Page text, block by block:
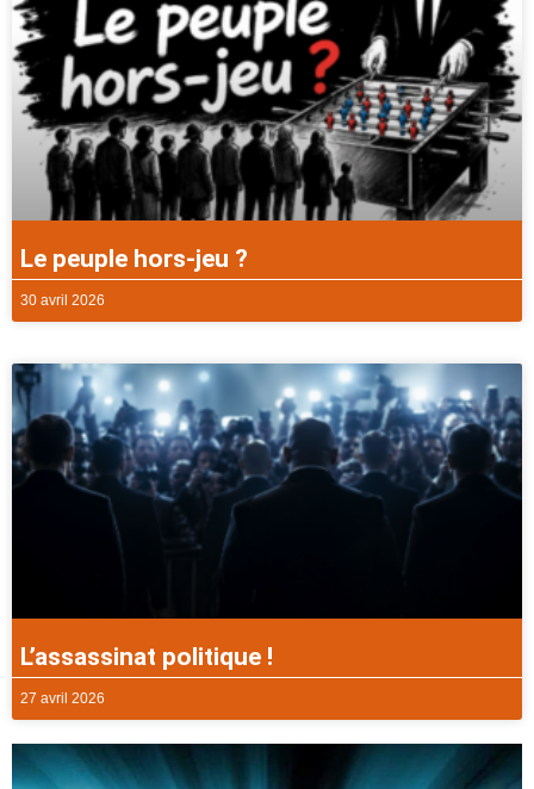
Le peuple hors-jeu ?
30 avril 2026
L’assassinat politique !
27 avril 2026